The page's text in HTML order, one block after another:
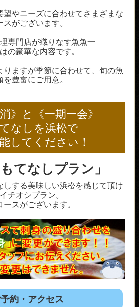
望やニーズに合わせてさまざまな
スがございます。
専門店が織りなす魚魚一
の豪華な内容です。
りますが季節に合わせて、旬の魚
を豊富にご用意。
》と《一期一会》
なしを浜松で
してください！
もてなしプラン」
しする美味しい浜松を感じて頂け
チオシプラン。
ースがございます。
予約・アクセス